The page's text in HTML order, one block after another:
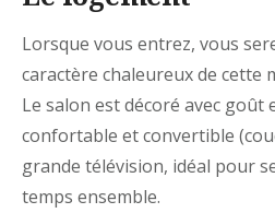
Lorsque vous entrez, vous
caractère chaleureux de cette
Le salon est décoré avec goût
confortable et convertible
grande télévision, idéal pour
temps ensemble.